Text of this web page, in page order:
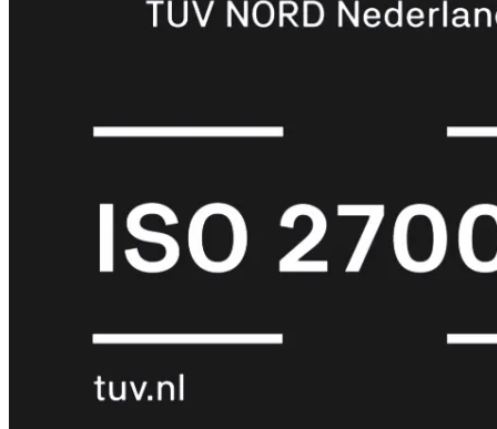
Wi-
IndoorOutdoor
2X2 3X3 4X4 8X8
Alles
FortiAPFortiWiFi